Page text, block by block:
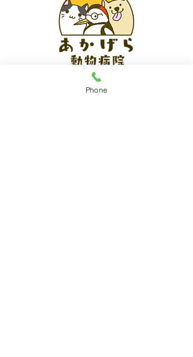
〒056-0017 ​新ひだか町静内御幸町6丁目3-31
Phone